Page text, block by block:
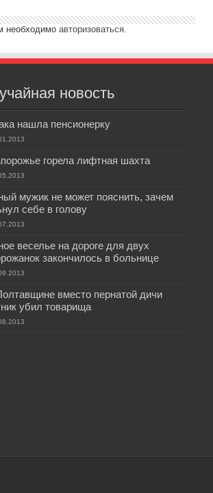
необходимо авторизоваться.
новость
нашла пенсионерку
горела лифтная шахта
мужик не может пояснить, зачем
себе в голову
веселье на дороге для двух
закончилось в больнице
вместо пернатой дичи
убил товарища